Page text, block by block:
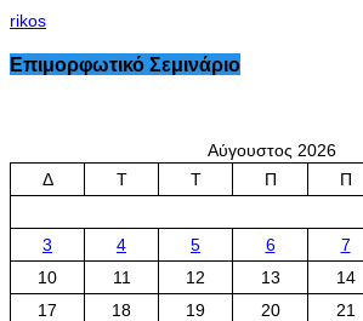
rikos
Επιμορφωτικό Σεμινάριο
Αύγουστος 2026
Δ
Τ Τ Π Π
3
4 5 6 7
10
11 12 13 14
17
18 19 20 21